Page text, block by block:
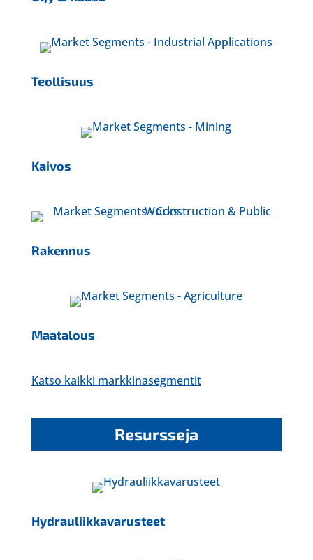
Teollisuus
Kaivos
Rakennus
Maatalous
Katso kaikki markkinasegmentit
Resursseja
Hydrauliikkavarusteet